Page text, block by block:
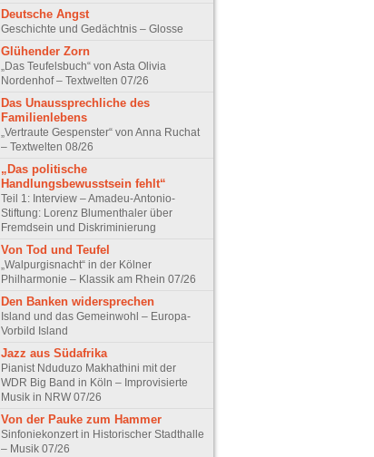
Deutsche Angst
Geschichte und Gedächtnis – Glosse
Glühender Zorn
„Das Teufelsbuch“ von Asta Olivia
Nordenhof – Textwelten 07/26
Das Unaussprechliche des
Familienlebens
„Vertraute Gespenster“ von Anna Ruchat
– Textwelten 08/26
„Das politische
Handlungsbewusstsein fehlt“
Teil 1: Interview – Amadeu-Antonio-
Stiftung: Lorenz Blumenthaler über
Fremdsein und Diskriminierung
Von Tod und Teufel
„Walpurgisnacht“ in der Kölner
Philharmonie – Klassik am Rhein 07/26
Den Banken widersprechen
Island und das Gemeinwohl – Europa-
Vorbild Island
Jazz aus Südafrika
Pianist Nduduzo Makhathini mit der
WDR Big Band in Köln – Improvisierte
Musik in NRW 07/26
Von der Pauke zum Hammer
Sinfoniekonzert in Historischer Stadthalle
– Musik 07/26